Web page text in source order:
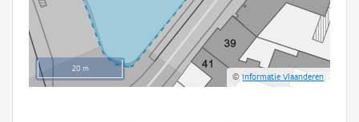
20 m
©Informatie Vlaanderen